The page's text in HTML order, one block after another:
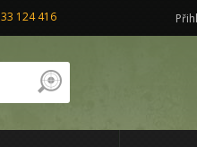
124 416